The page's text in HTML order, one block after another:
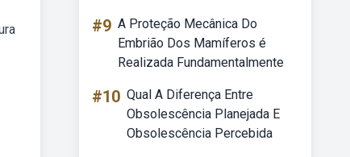
#9 A Proteção Mecânica Do
Embrião Dos Mamíferos é
Realizada Fundamentalmente
#10 Qual A Diferença Entre
Obsolescência Planejada E
Obsolescência Percebida